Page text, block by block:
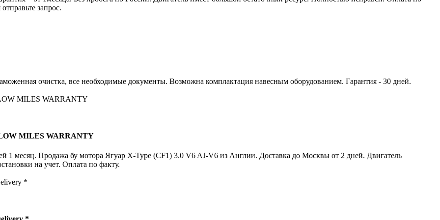
запрос.
очистка, все необходимые документы. Возможна комплактация навесным оборудованием. Гарантия - 30 дней.
MILES WARRANTY
1 месяц. Продажа бу мотора Ягуар X-Type (CF1) 3.0 V6 AJ-V6 из Англии. Доставка до Москвы от 2 дней. Двигатель
на учет. Оплата по факту.